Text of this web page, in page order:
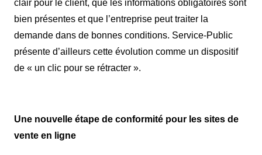
clair pour le client, que les informations obligatoires sont
bien présentes et que l’entreprise peut traiter la
demande dans de bonnes conditions. Service-Public
présente d’ailleurs cette évolution comme un dispositif
de « un clic pour se rétracter ».
Une nouvelle étape de conformité pour les sites de
vente en ligne